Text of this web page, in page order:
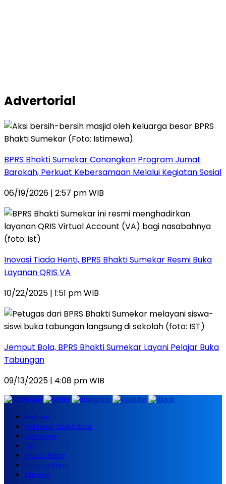
Advertorial
BPRS Bhakti Sumekar Canangkan Program Jumat
Barokah, Perkuat Kebersamaan Melalui Kegiatan Sosial
06/19/2026 | 2:57 pm WIB
Inovasi Tiada Henti, BPRS Bhakti Sumekar Resmi Buka
Layanan QRIS VA
10/22/2025 | 1:51 pm WIB
Jemput Bola, BPRS Bhakti Sumekar Layani Pelajar Buka
Tabungan
09/13/2025 | 4:08 pm WIB
Redaksi
Pedoman Media Siber
Disclaimer
TOS
Privacy Policy
Hubungi Kami
Sitemap